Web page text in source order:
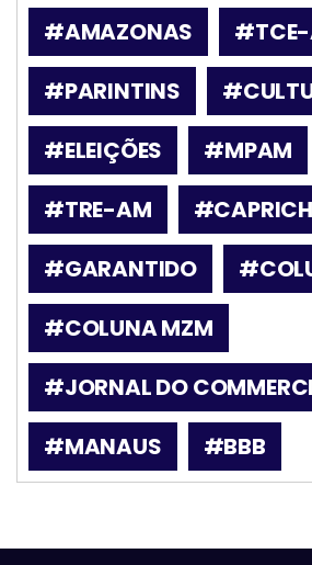
#AMAZONAS
#PARINTINS
#ELEIÇÕES
#MPAM
#TRE-AM
#GARANTIDO
#COLUNA MZM
#JORNAL DO
#MANAUS
#BBB